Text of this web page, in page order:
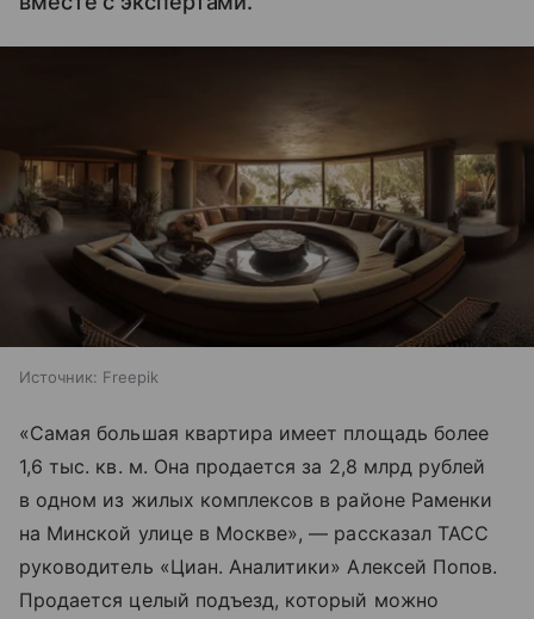
Источник: Freepik
«Самая большая квартира имеет площадь более
1,6 тыс. кв. м. Она продается за 2,8 млрд рублей
в одном из жилых комплексов в районе Раменки
на Минской улице в Москве», — рассказал ТАСС
руководитель «Циан. Аналитики» Алексей Попов.
Продается целый подъезд, который можно